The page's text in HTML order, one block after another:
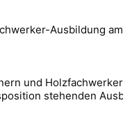
Ausbildung
und
stehenden